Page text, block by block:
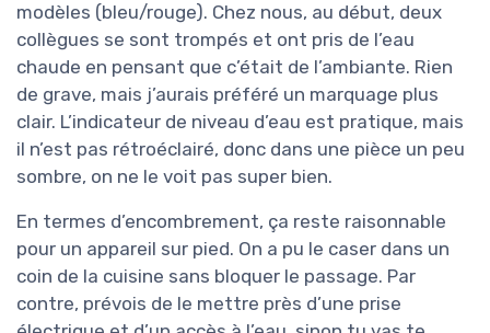
modèles (bleu/rouge). Chez nous, au début, deux
collègues se sont trompés et ont pris de l’eau
chaude en pensant que c’était de l’ambiante. Rien
de grave, mais j’aurais préféré un marquage plus
clair. L’indicateur de niveau d’eau est pratique, mais
il n’est pas rétroéclairé, donc dans une pièce un peu
sombre, on ne le voit pas super bien.
En termes d’encombrement, ça reste raisonnable
pour un appareil sur pied. On a pu le caser dans un
coin de la cuisine sans bloquer le passage. Par
contre, prévois de le mettre près d’une prise